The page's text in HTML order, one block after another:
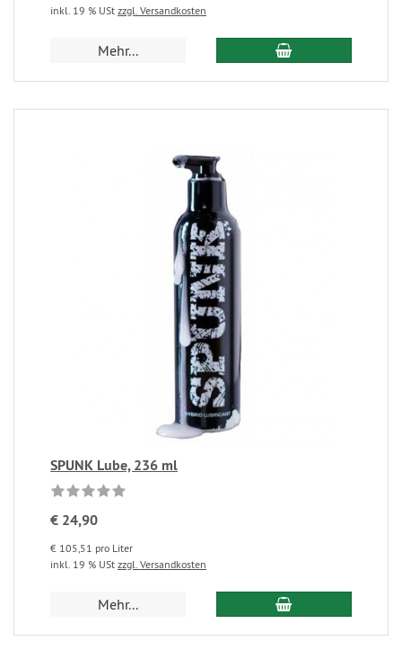
inkl. 19 % USt zzgl. Versandkosten
Mehr...
SPUNK Lube, 236 ml
€ 24,90
€ 105,51 pro Liter
inkl. 19 % USt zzgl. Versandkosten
Mehr...